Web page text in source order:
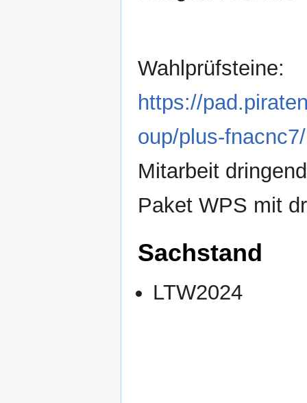
Wahlprüfsteine:
https://
oup/plus-
Mitarbeit
Paket WPS mit
Sachstand
LTW2024